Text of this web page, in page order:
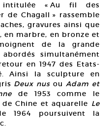
intitulée « Au fil des
de Chagall » rassemble
gravures ainsi que
en marbre, en bronze et
de la grande
simultanément
en 1947 des Etats-
Ainsi la sculpture en
Deux nusouAdam et
de 1953 comme le
de Chine et aquarelle Le
1964 poursuivent la